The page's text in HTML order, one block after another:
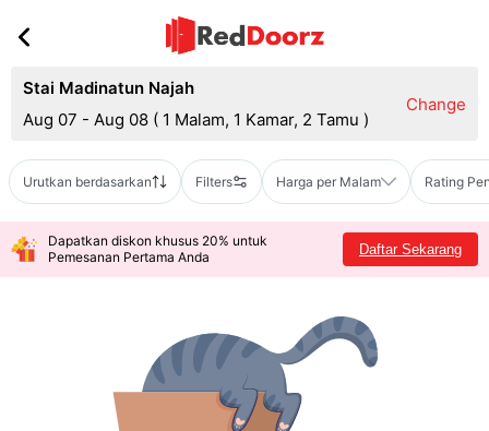
Stai Madinatun Najah
Aug 07 - Aug 08 ( 1 Malam, 1 Kamar, 2 Tamu )
Change
Urutkan berdasarkan Filters Harga per Malam Rating
Dapatkan diskon khusus 20% untuk
Pemesanan Pertama Anda
Daftar Sekarang